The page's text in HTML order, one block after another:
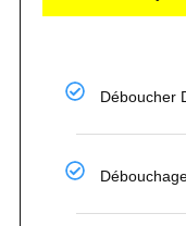
Déboucher